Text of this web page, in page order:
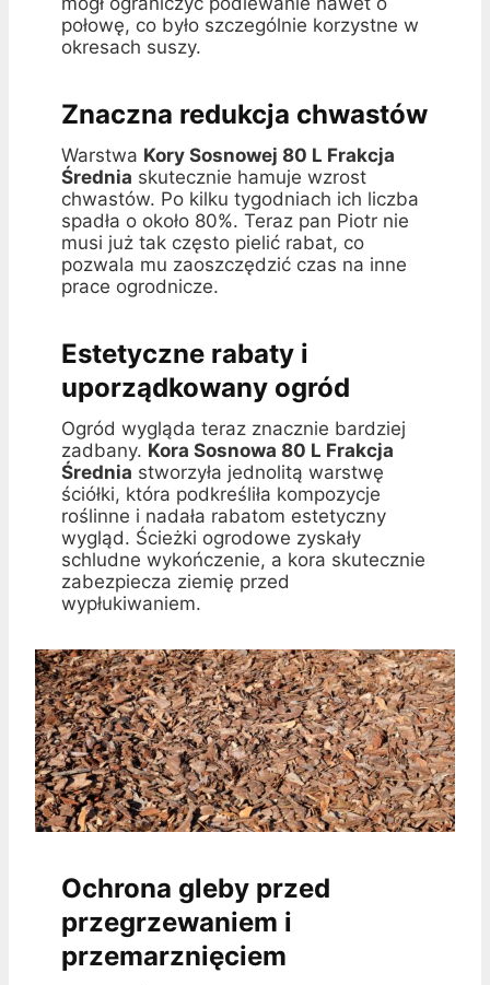
połowę, co było szczególnie korzystne w
okresach suszy.
Znaczna redukcja chwastów
Warstwa Kory Sosnowej 80 L Frakcja
Średnia skutecznie hamuje wzrost
chwastów. Po kilku tygodniach ich liczba
spadła o około 80%. Teraz pan Piotr nie
musi już tak często pielić rabat, co
pozwala mu zaoszczędzić czas na inne
prace ogrodnicze.
Estetyczne rabaty i
uporządkowany ogród
Ogród wygląda teraz znacznie bardziej
zadbany. Kora Sosnowa 80 L Frakcja
Średnia stworzyła jednolitą warstwę
ściółki, która podkreśliła kompozycje
roślinne i nadała rabatom estetyczny
wygląd. Ścieżki ogrodowe zyskały
schludne wykończenie, a kora skutecznie
zabezpiecza ziemię przed
wypłukiwaniem.
Ochrona gleby przed
przegrzewaniem i
przemarznięciem